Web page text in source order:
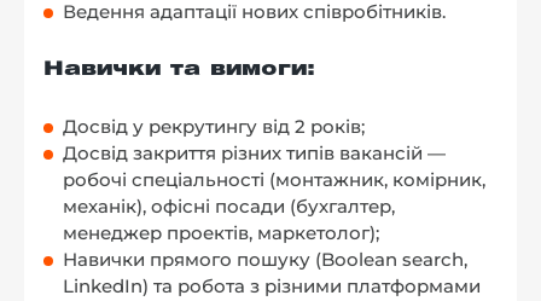
Ведення адаптації нових співробітників.
Навички та вимоги:
Досвід у рекрутингу від 2 років;
Досвід закриття різних типів вакансій —
робочі спеціальності (монтажник, комірник,
механік), офісні посади (бухгалтер,
менеджер проектів, маркетолог);
Навички прямого пошуку (Boolean search,
LinkedIn) та робота з різними платформами